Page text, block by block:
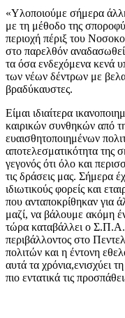
«Υλοποιούμε σήμερα
με τη μέθοδο της
περιοχή πέριξ του
στο παρελθόν
τα όσα ενδεχόμενα κενά
των νέων δέντρων με
βραδύκαυστες.
Είμαι ιδιαίτερα
καιρικών συνθηκών από
ευαισθητοποιημένων
αποτελεσματικότητα της
γεγονός ότι όλο και
τις δράσεις μας. Σήμερα
ιδιωτικούς φορείς και
που ανταποκρίθηκαν για
μαζί, να βάλουμε ακόμη
τώρα καταβάλλει ο
περιβάλλοντος στο
πολιτών και η έντονη
αυτά τα χρόνια,ενισχύει
πιο εντατικά τις